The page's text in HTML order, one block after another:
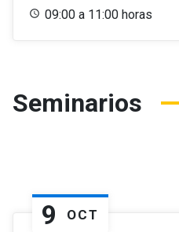
09:00 a 11:00 horas
Seminarios
9 OCT